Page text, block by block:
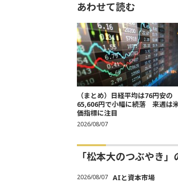
あわせて読む
（まとめ）日経平均は76円安の
65,606円で小幅に続落 来週は
価指標に注目
2026/08/07
「松本大のつぶやき
2026/08/07 AIと資本市場